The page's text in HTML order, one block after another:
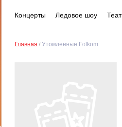
Концерты Ледовое шоу
Главная Утомленные Folkom